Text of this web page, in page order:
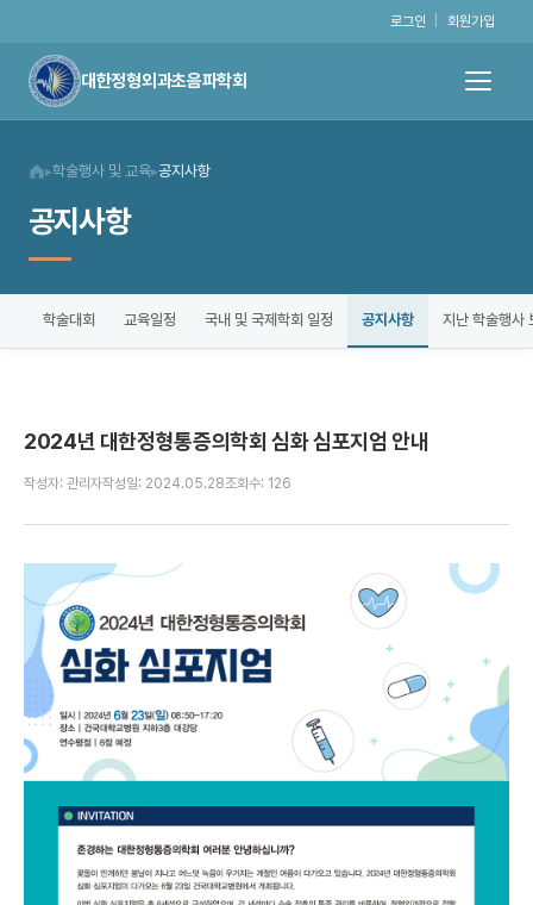
로그인 회원가입
대한정형외과초음파학회
▸학술행사 및 교육▸공지사항
공지사항
학술대회 교육일정 국내 및 국제학회 일정 공지사항 지난 학술행사
2024년 대한정형통증의학회 심화 심포지엄 안내
작성자: 관리자작성일: 2024.05.28조회수: 126